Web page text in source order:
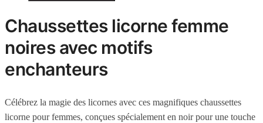
Chaussettes licorne femme
noires avec motifs
enchanteurs
Célébrez la magie des licornes avec ces magnifiques chaussettes
licorne pour femmes, conçues spécialement en noir pour une touche